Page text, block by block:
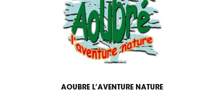
AOUBRE L’AVENTURE NATURE